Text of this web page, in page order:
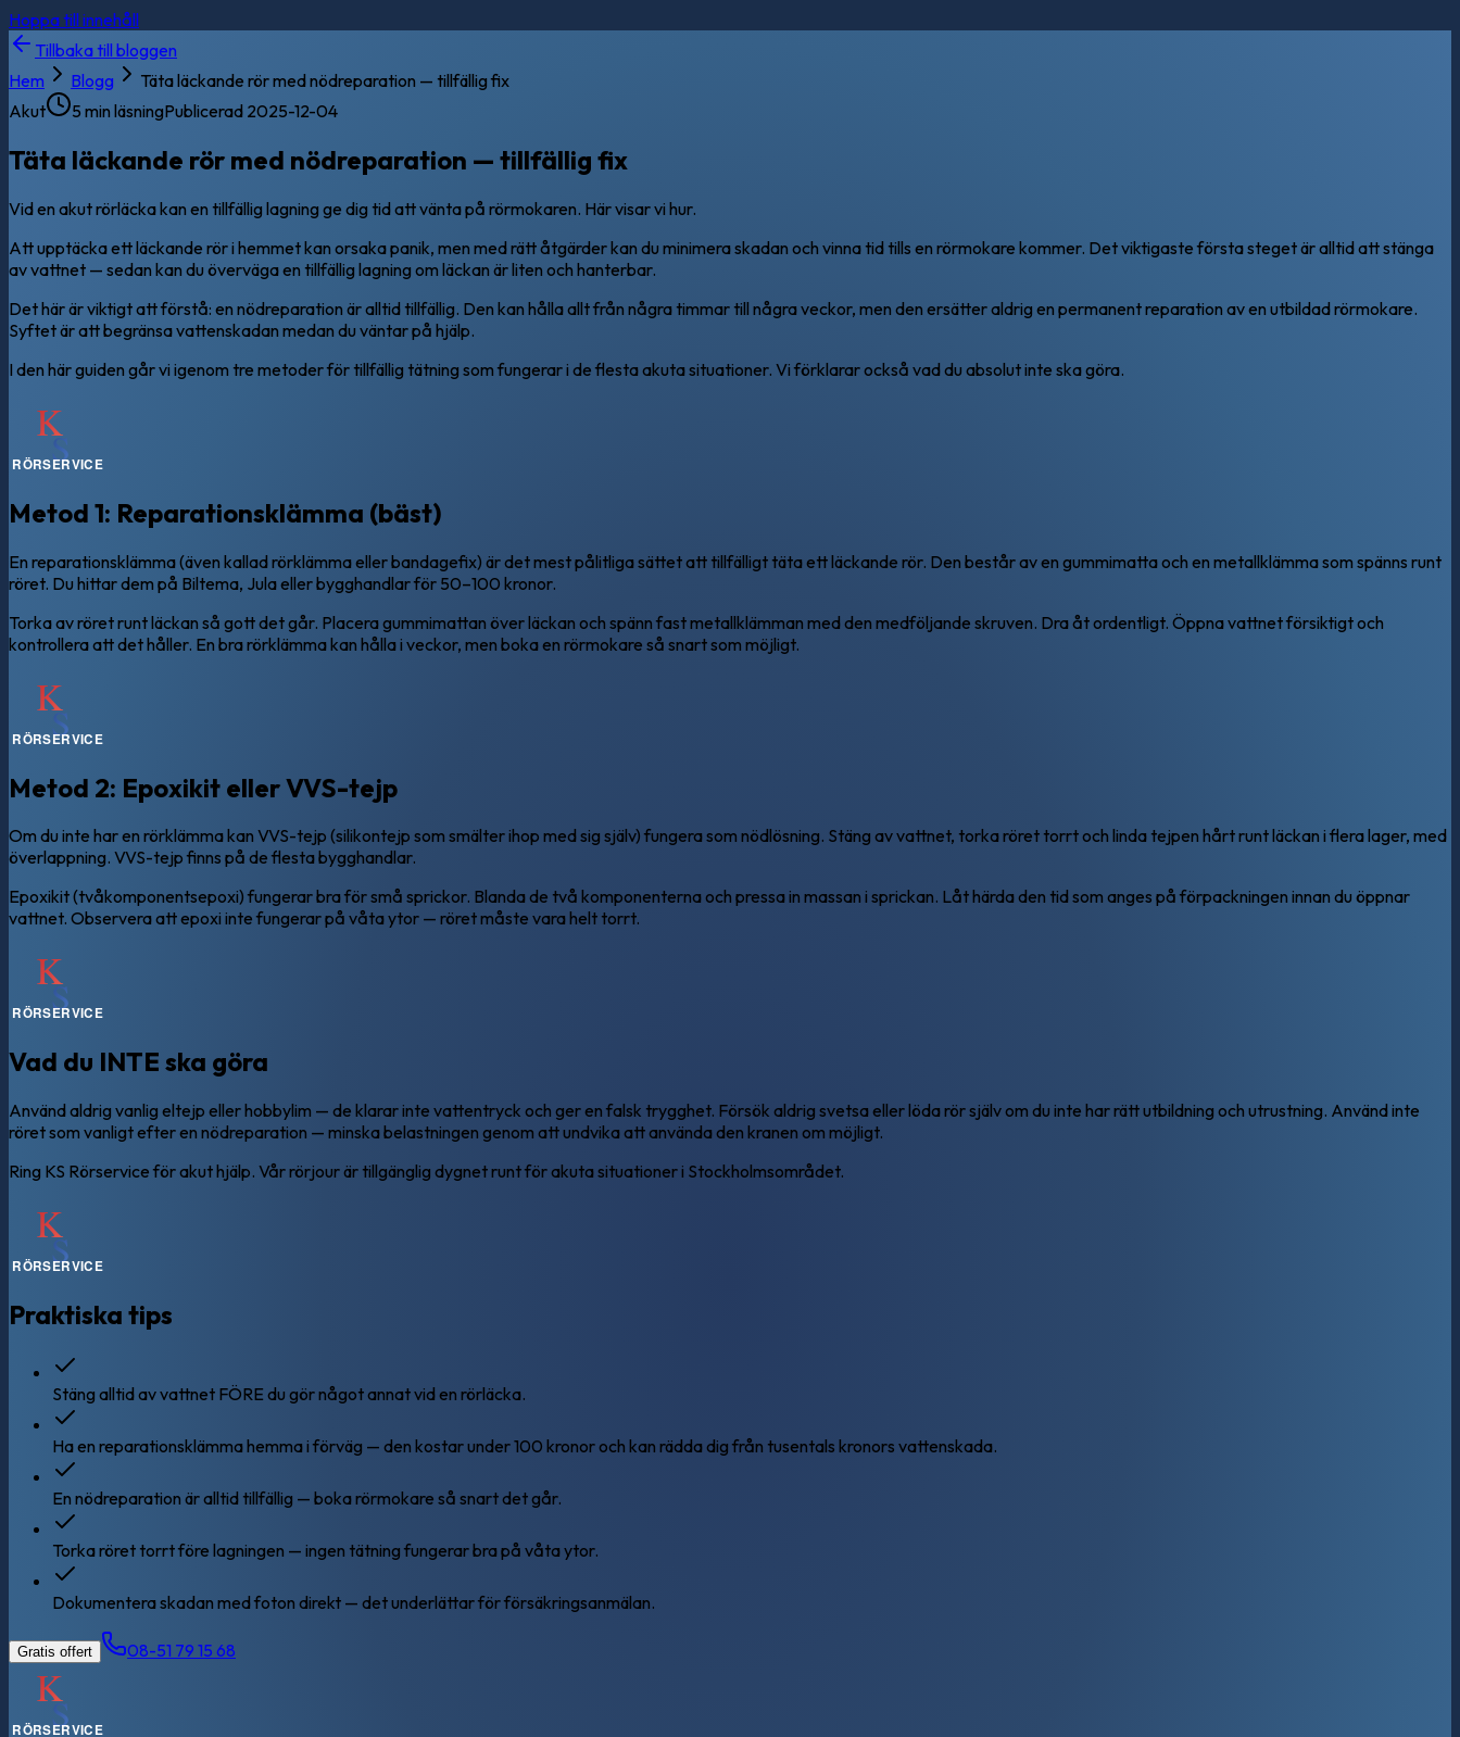
Hoppa till innehåll
Tillbaka till bloggen
Hem
Blogg
Täta läckande rör med nödreparation — tillfällig fix
Akut
5 min läsningPublicerad 2025-12-04
Täta läckande rör med nödreparation — tillfällig fix
Vid en akut rörläcka kan en tillfällig lagning ge dig tid att vänta på rörmokaren. Här visar vi hur.
Att upptäcka ett läckande rör i hemmet kan orsaka panik, men med rätt åtgärder kan du minimera skadan och vinna tid tills en rörmokare kommer. Det viktigaste första steget är alltid att stänga
av vattnet — sedan kan du överväga en tillfällig lagning om läckan är liten och hanterbar.
Det här är viktigt att förstå: en nödreparation är alltid tillfällig. Den kan hålla allt från några timmar till några veckor, men den ersätter aldrig en permanent reparation av en utbildad rörmokare.
Syftet är att begränsa vattenskadan medan du väntar på hjälp.
I den här guiden går vi igenom tre metoder för tillfällig tätning som fungerar i de flesta akuta situationer. Vi förklarar också vad du absolut inte ska göra.
Metod 1: Reparationsklämma (bäst)
En reparationsklämma (även kallad rörklämma eller bandagefix) är det mest pålitliga sättet att tillfälligt täta ett läckande rör. Den består av en gummimatta och en metallklämma som spänns runt
röret. Du hittar dem på Biltema, Jula eller bygghandlar för 50–100 kronor.
Torka av röret runt läckan så gott det går. Placera gummimattan över läckan och spänn fast metallklämman med den medföljande skruven. Dra åt ordentligt. Öppna vattnet försiktigt och
kontrollera att det håller. En bra rörklämma kan hålla i veckor, men boka en rörmokare så snart som möjligt.
Metod 2: Epoxikit eller VVS-tejp
Om du inte har en rörklämma kan VVS-tejp (silikontejp som smälter ihop med sig själv) fungera som nödlösning. Stäng av vattnet, torka röret torrt och linda tejpen hårt runt läckan i flera lager, med
överlappning. VVS-tejp finns på de flesta bygghandlar.
Epoxikit (tvåkomponentsepoxi) fungerar bra för små sprickor. Blanda de två komponenterna och pressa in massan i sprickan. Låt härda den tid som anges på förpackningen innan du öppnar
vattnet. Observera att epoxi inte fungerar på våta ytor — röret måste vara helt torrt.
Vad du INTE ska göra
Använd aldrig vanlig eltejp eller hobbylim — de klarar inte vattentryck och ger en falsk trygghet. Försök aldrig svetsa eller löda rör själv om du inte har rätt utbildning och utrustning. Använd inte
röret som vanligt efter en nödreparation — minska belastningen genom att undvika att använda den kranen om möjligt.
Ring KS Rörservice för akut hjälp. Vår rörjour är tillgänglig dygnet runt för akuta situationer i Stockholmsområdet.
Praktiska tips
Stäng alltid av vattnet FÖRE du gör något annat vid en rörläcka.
Ha en reparationsklämma hemma i förväg — den kostar under 100 kronor och kan rädda dig från tusentals kronors vattenskada.
En nödreparation är alltid tillfällig — boka rörmokare så snart det går.
Torka röret torrt före lagningen — ingen tätning fungerar bra på våta ytor.
Dokumentera skadan med foton direkt — det underlättar för försäkringsanmälan.
Gratis offert 08-51 79 15 68